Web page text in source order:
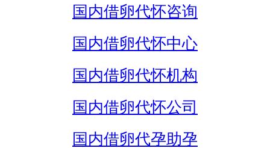
国内借卵代怀咨询
国内借卵代怀中心
国内借卵代怀机构
国内借卵代怀公司
国内借卵代孕助孕